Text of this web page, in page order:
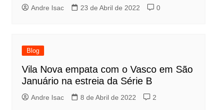
Andre Isac 23 de Abril de 2022 0
Blog
Vila Nova empata com o Vasco em São
Januário na estreia da Série B
Andre Isac 8 de Abril de 2022 2